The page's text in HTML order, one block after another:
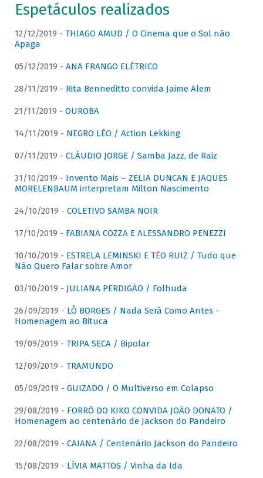
Espetáculos realizados
12/12/2019 - THIAGO AMUD / O Cinema que o Sol não
Apaga
05/12/2019 - ANA FRANGO ELÉTRICO
28/11/2019 - Rita Benneditto convida Jaime Alem
21/11/2019 - OUROBA
14/11/2019 - NEGRO LÉO / Action Lekking
07/11/2019 - CLÁUDIO JORGE / Samba Jazz, de Raiz
31/10/2019 - Invento Mais – ZELIA DUNCAN E JAQUES
MORELENBAUM interpretam Milton Nascimento
24/10/2019 - COLETIVO SAMBA NOIR
17/10/2019 - FABIANA COZZA E ALESSANDRO PENEZZI
10/10/2019 - ESTRELA LEMINSKI E TÉO RUIZ / Tudo que
Não Quero Falar sobre Amor
03/10/2019 - JULIANA PERDIGÃO / Folhuda
26/09/2019 - LÔ BORGES / Nada Será Como Antes -
Homenagem ao Bituca
19/09/2019 - TRIPA SECA / Bipolar
12/09/2019 - TRAMUNDO
05/09/2019 - GUIZADO / O Multiverso em Colapso
29/08/2019 - FORRÓ DO KIKO CONVIDA JOÃO DONATO /
Homenagem ao centenário de Jackson do Pandeiro
22/08/2019 - CAIANA / Centenário Jackson do Pandeiro
15/08/2019 - LÍVIA MATTOS / Vinha da Ida